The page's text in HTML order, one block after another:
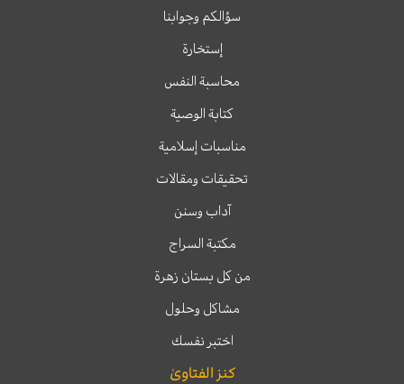
سؤالكم وجوابنا
إستخارة
محاسبة النفس
كتابة الوصية
مناسبات إسلامية
تحقيقات ومقالات
آداب وسنن
مكتبة السراج
من كل بستان زهرة
مشاكل وحلول
اختبر نفسك
كنز الفتاوىٰ